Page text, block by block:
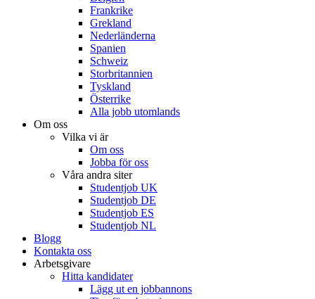
Frankrike
Grekland
Nederländerna
Spanien
Schweiz
Storbritannien
Tyskland
Österrike
Alla jobb utomlands
Om oss
Vilka vi är
Om oss
Jobba för oss
Våra andra siter
Studentjob UK
Studentjob DE
Studentjob ES
Studentjob NL
Blogg
Kontakta oss
Arbetsgivare
Hitta kandidater
Lägg ut en jobbannons